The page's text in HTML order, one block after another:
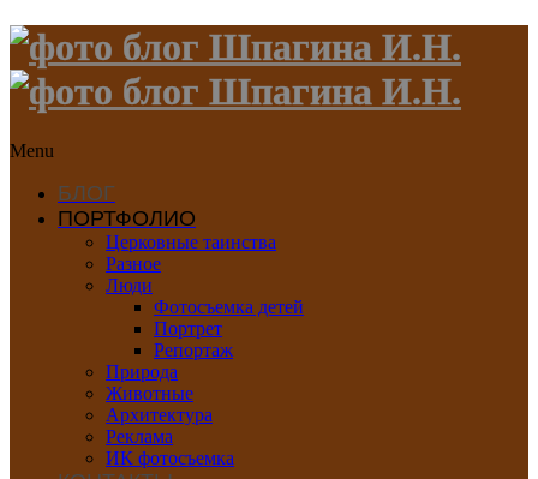
Menu
БЛОГ
ПОРТФОЛИО
Церковные таинства
Разное
Люди
Фотосъемка детей
Портрет
Репортаж
Природа
Животные
Архитектура
Реклама
ИК фотосъемка